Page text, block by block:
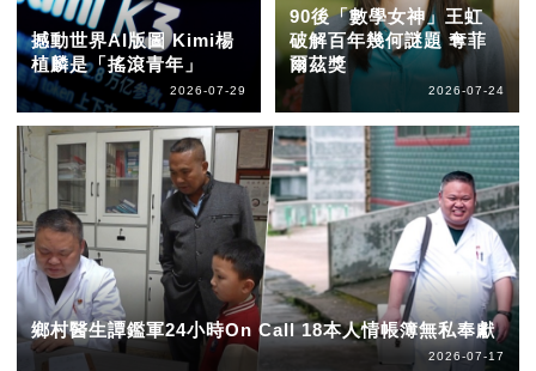
撼動世界AI版圖 Kimi楊
植麟是「搖滾青年」
2026-07-29
90後「數學女神」王虹
破解百年幾何謎題 奪菲
爾茲獎
2026-07-24
鄉村醫生譚鑑軍24小時On Call 18本人情帳簿無私奉獻
2026-07-17